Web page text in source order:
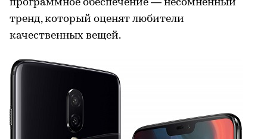
программное обеспечение — несомненный
тренд, который оценят любители
качественных вещей.